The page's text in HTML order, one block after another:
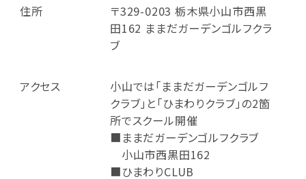
住所
〒329-0203 栃木県小山市西黒
田162 ままだガーデンゴルフクラ
ブ
アクセス
小山では「ままだガーデンゴルフ
クラブ」と「ひまわりクラブ」の2箇
所でスクール開催
■ままだガーデンゴルフクラブ
小山市西黒田162
■ひまわりCLUB